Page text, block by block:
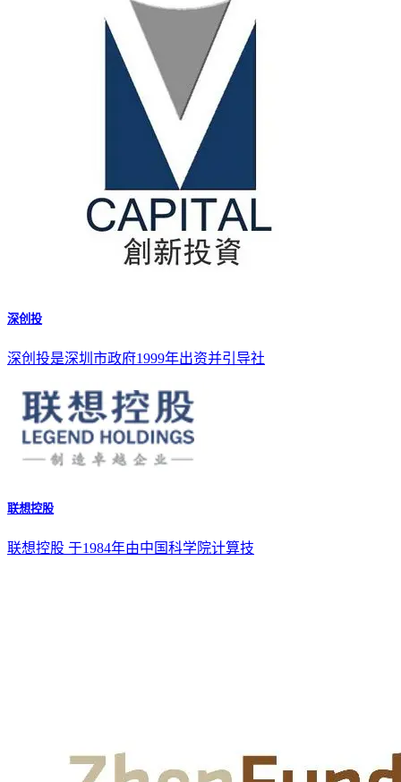
深创投
深创投是深圳市政府1999年出资并引导社
联想控股
联想控股 于1984年由中国科学院计算技